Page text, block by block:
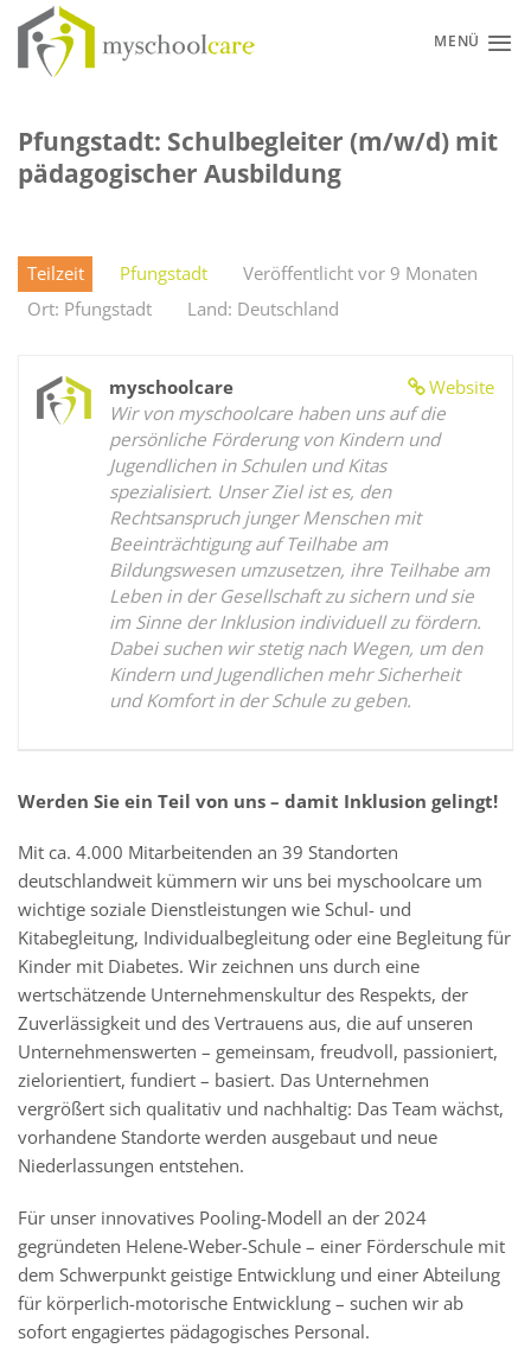
Zum
Inhalt
springen
MENÜ
Pfungstadt: Schulbegleiter (m/w/d) mit
pädagogischer Ausbildung
Teilzeit Pfungstadt
Veröffentlicht vor 9 Monaten
Ort: Pfungstadt
Land: Deutschland
Website
myschoolcare
Wir von myschoolcare haben uns auf die
persönliche Förderung von Kindern und
Jugendlichen in Schulen und Kitas
spezialisiert. Unser Ziel ist es, den
Rechtsanspruch junger Menschen mit
Beeinträchtigung auf Teilhabe am
Bildungswesen umzusetzen, ihre Teilhabe am
Leben in der Gesellschaft zu sichern und sie
im Sinne der Inklusion individuell zu fördern.
Dabei suchen wir stetig nach Wegen, um den
Kindern und Jugendlichen mehr Sicherheit
und Komfort in der Schule zu geben.
Werden Sie ein Teil von uns – damit Inklusion gelingt!
Mit ca. 4.000 Mitarbeitenden an 39 Standorten
deutschlandweit kümmern wir uns bei myschoolcare um
wichtige soziale Dienstleistungen wie Schul- und
Kitabegleitung, Individualbegleitung oder eine Begleitung für
Kinder mit Diabetes. Wir zeichnen uns durch eine
wertschätzende Unternehmenskultur des Respekts, der
Zuverlässigkeit und des Vertrauens aus, die auf unseren
Unternehmenswerten – gemeinsam, freudvoll, passioniert,
zielorientiert, fundiert – basiert. Das Unternehmen
vergrößert sich qualitativ und nachhaltig: Das Team wächst,
vorhandene Standorte werden ausgebaut und neue
Niederlassungen entstehen.
Für unser innovatives Pooling-Modell an der 2024
gegründeten Helene-Weber-Schule – einer Förderschule mit
dem Schwerpunkt geistige Entwicklung und einer Abteilung
für körperlich-motorische Entwicklung – suchen wir ab
sofort engagiertes pädagogisches Personal.